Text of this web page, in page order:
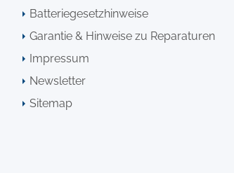
Batteriegesetzhinweise
Garantie & Hinweise zu Reparaturen
Impressum
Newsletter
Sitemap